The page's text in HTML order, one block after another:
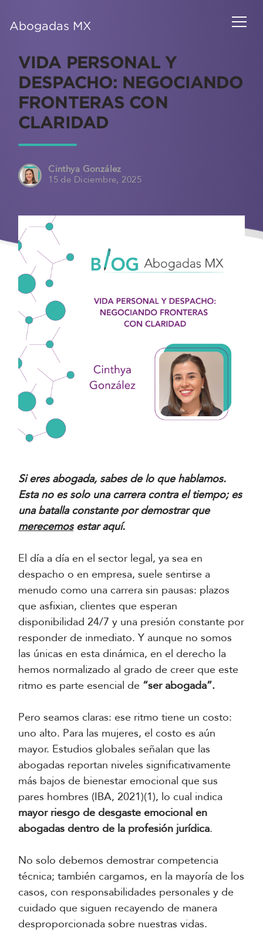
Abogadas MX
VIDA PERSONAL Y
DESPACHO: NEGOCIANDO
FRONTERAS CON
CLARIDAD
Cinthya González
15 de Diciembre, 2025
Si eres abogada, sabes de lo que hablamos.
Esta no es solo una carrera contra el tiempo; es
una batalla constante por demostrar que
merecemosestar aquí.
El día a día en el sector legal, ya sea en
despacho o en empresa, suele sentirse a
menudo como una carrera sin pausas: plazos
que asfixian, clientes que esperan
disponibilidad 24/7 y una presión constante por
responder de inmediato. Y aunque no somos
las únicas en esta dinámica, en el derecho la
hemos normalizado al grado de creer que este
ritmo es parte esencial de “ser abogada”.
Pero seamos claras: ese ritmo tiene un costo:
uno alto. Para las mujeres, el costo es aún
mayor. Estudios globales señalan que las
abogadas reportan niveles significativamente
más bajos de bienestar emocional que sus
pares hombres (IBA, 2021)(1), lo cual indica
mayor riesgo de desgaste emocional en
abogadas dentro de la profesión jurídica.
No solo debemos demostrar competencia
técnica; también cargamos, en la mayoría de los
casos, con responsabilidades personales y de
cuidado que siguen recayendo de manera
desproporcionada sobre nuestras vidas.